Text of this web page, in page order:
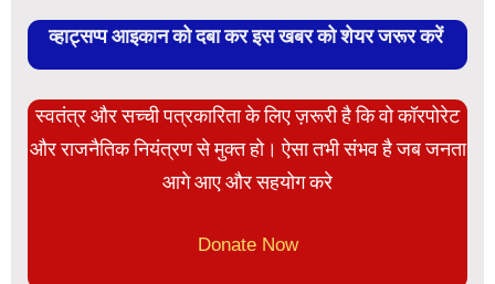
व्हाट्सप्प आइकान को दबा कर इस खबर को शेयर जरूर करें
स्वतंत्र और सच्ची पत्रकारिता के लिए ज़रूरी है कि वो कॉरपोरेट
और राजनैतिक नियंत्रण से मुक्त हो। ऐसा तभी संभव है जब जनता
आगे आए और सहयोग करे
Donate Now